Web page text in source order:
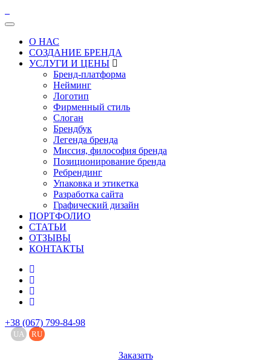
О НАС
СОЗДАНИЕ БРЕНДА
УСЛУГИ И ЦЕНЫ
Бренд-платформа
Нейминг
Логотип
Фирменный стиль
Слоган
Брендбук
Легенда бренда
Миссия, философия бренда
Позиционирование бренда
Ребрендинг
Упаковка и этикетка
Разработка сайта
Графический дизайн
ПОРТФОЛИО
СТАТЬИ
ОТЗЫВЫ
КОНТАКТЫ
+38 (067) 799-84-98
UA RU
Заказать